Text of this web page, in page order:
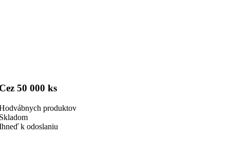
50 000 ks
produktov
k odoslaniu